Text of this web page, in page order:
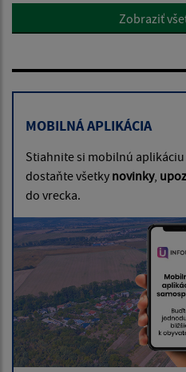
Zobraziť
MOBILNÁ APLIKÁCIA
Stiahnite si mobilnú aplikáciu
dostaňte všetky novinky,
do vrecka.